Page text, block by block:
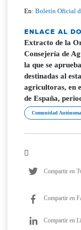
En:Boletín Oficial
ENLACE AL
Extracto de la
Consejería de
la que se
destinadas al
agricultoras, en
de España,
Comunidad
Compartir en
Compartir en
Compartir en